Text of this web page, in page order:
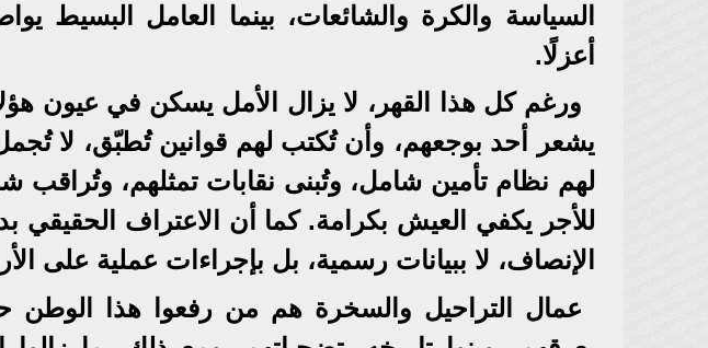
السياسة والكرة والشائعات، بينما العامل البسيط
أعزلًا.
ورغم كل هذا القهر، لا يزال الأمل يسكن في عيون
يشعر أحد بوجعهم، وأن تُكتب لهم قوانين تُطبّق، لا
لهم نظام تأمين شامل، وتُبنى نقابات تمثلهم،
للأجر يكفي العيش بكرامة. كما أن الاعتراف الحقيقي
الإنصاف، لا ببيانات رسمية، بل بإجراءات عملية على
عمال التراحيل والسخرة هم من رفعوا هذا